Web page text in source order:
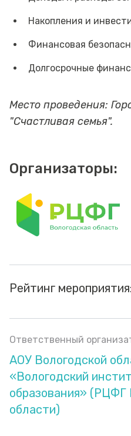
Накопления и
Финансовая
Долгосрочные
Место проведения:
"Счастливая семья".
Организаторы:
Рейтинг мероприятия:
Ответственный
АОУ Вологодской
«Вологодский
образования» (РЦФГ
области)